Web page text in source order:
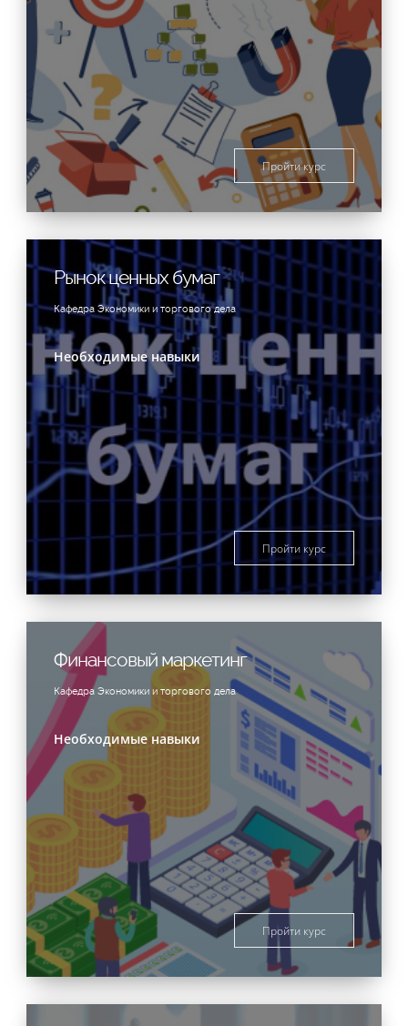
Пройти курс
Рынок ценных бумаг
Кафедра Экономики и торгового дела
Необходимые навыки
Пройти курс
Финансовый маркетинг
Кафедра Экономики и торгового дела
Необходимые навыки
Пройти курс